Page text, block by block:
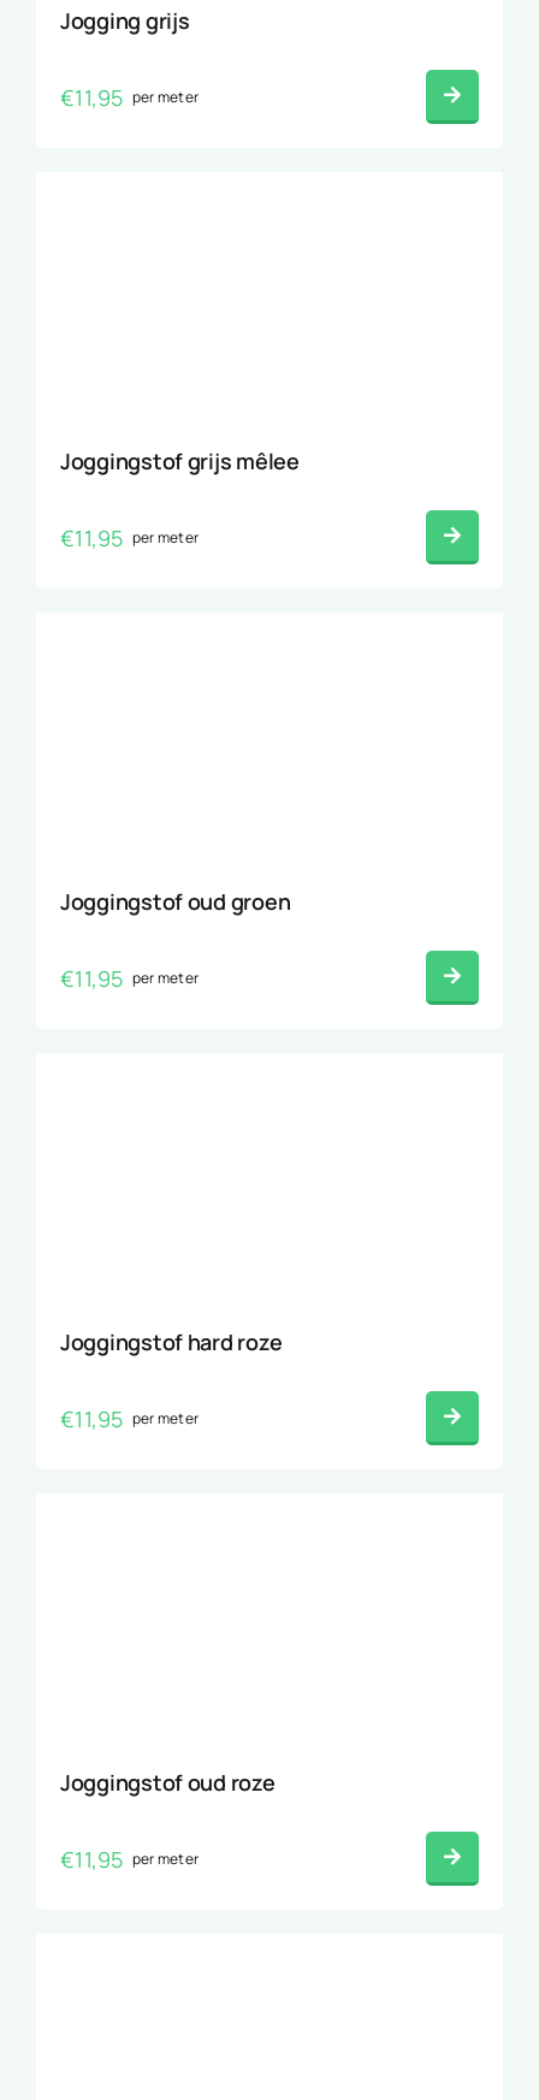
Jogging grijs
€11,95 per meter
Joggingstof grijs mêlee
€11,95 per meter
Joggingstof oud groen
€11,95 per meter
Joggingstof hard roze
€11,95 per meter
Joggingstof oud roze
€11,95 per meter